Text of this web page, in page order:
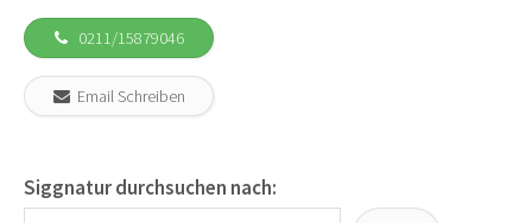
0211/15879046
Email Schreiben
Siggnatur durchsuchen nach: